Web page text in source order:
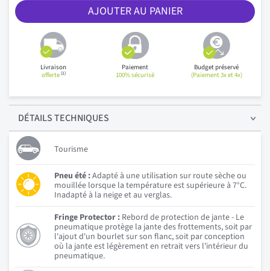
AJOUTER AU PANIER
Livraison
offerte(1)
Paiement
100% sécurisé
Budget préservé
(Paiement 3x et 4x)
DÉTAILSTECHNIQUES
Tourisme
Pneu été :Adapté à une utilisation sur route sèche ou
mouillée lorsque la température est supérieure à 7°C.
Inadapté à la neige et au verglas.
Fringe Protector : Rebord de protection de jante - Le
pneumatique protège la jante des frottements, soit par
l'ajout d'un bourlet sur son flanc, soit par conception
où la jante est légèrement en retrait vers l'intérieur du
pneumatique.